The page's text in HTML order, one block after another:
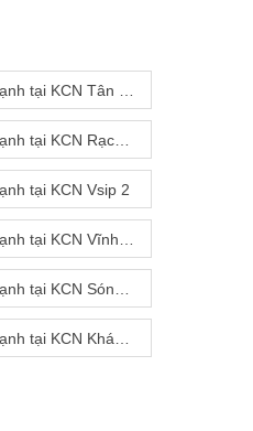
tại KCN Tân Hiệp
tại KCN Rạch Bắp
tại KCN Vsip 2
tại KCN Vĩnh Tân
KCN Sóng Thần 2
KCN Khánh Bình